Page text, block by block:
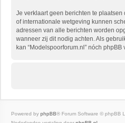
Je verklaart geen berichten te
of internationale wetgeving kunnen
adressen van alle berichten worden
wanneer zij dit nodig achten. Als
kan “Modelspoorforum.nl” nóch
Powered by phpBB® Forum Software © phpBB